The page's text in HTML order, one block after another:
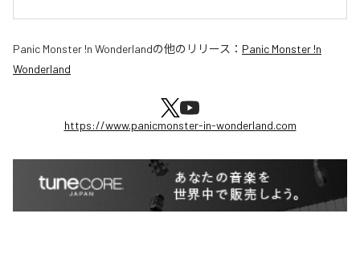
Panic Monster !n Wonderlandの他のリリース： Panic Monster !n
Wonderland
https://www.panicmonster-in-wonderland.com